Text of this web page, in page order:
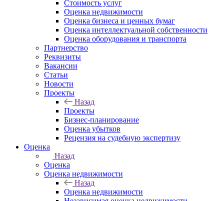
Стоимость услуг
Оценка недвижимости
Оценка бизнеса и ценных бумаг
Оценка интеллектуальной собственности
Оценка оборудования и транспорта
Партнерство
Реквизиты
Вакансии
Статьи
Новости
Проекты
Назад
Проекты
Бизнес-планирование
Оценка убытков
Рецензия на судебную экспертизу
Оценка
Назад
Оценка
Оценка недвижимости
Назад
Оценка недвижимости